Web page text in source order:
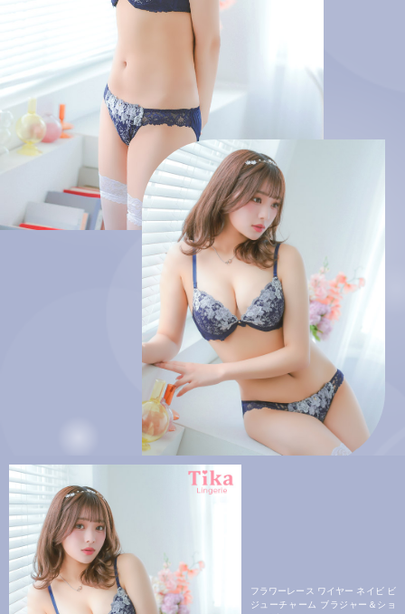
フラワーレース ワイヤー ネイビ ビ
ジューチャーム ブラジャー＆ショ